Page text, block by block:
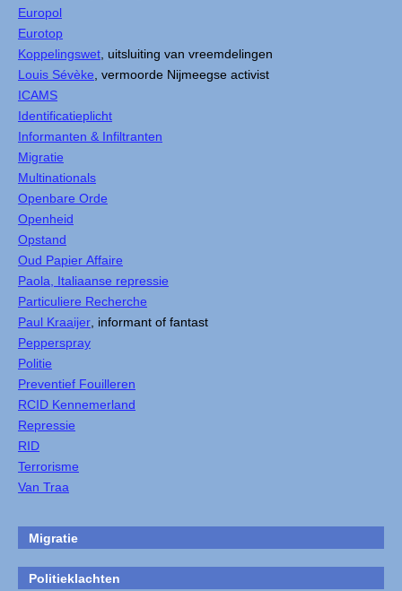
Europol
Eurotop
Koppelingswet , uitsluiting van vreemdelingen
Louis Sévèke , vermoorde Nijmeegse activist
ICAMS
Identificatieplicht
Informanten & Infiltranten
Migratie
Multinationals
Openbare Orde
Openheid
Opstand
Oud Papier Affaire
Paola, Italiaanse repressie
Particuliere Recherche
Paul Kraaijer , informant of fantast
Pepperspray
Politie
Preventief Fouilleren
RCID Kennemerland
Repressie
RID
Terrorisme
Van Traa
Migratie
Politieklachten